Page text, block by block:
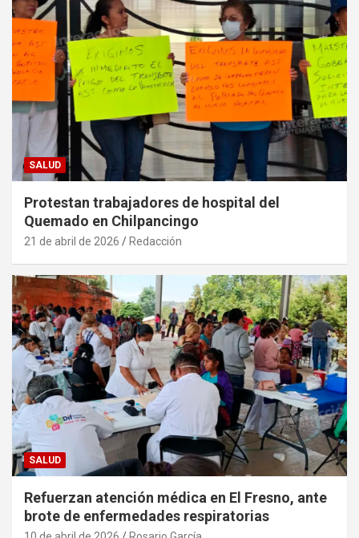
SALUD
Protestan trabajadores de hospital del
Quemado en Chilpancingo
21 de abril de 2026 Redacción
SALUD
Refuerzan atención médica en El Fresno, ante
brote de enfermedades respiratorias